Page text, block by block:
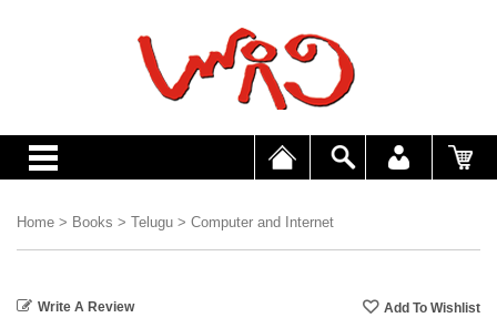
Home > Books > Telugu > Computer and Internet
Write A Review